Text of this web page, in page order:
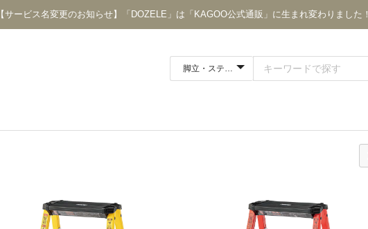
【サービス名変更のお知らせ】「DOZELE」は「KAGOO公式通販」に生まれ変わりました！